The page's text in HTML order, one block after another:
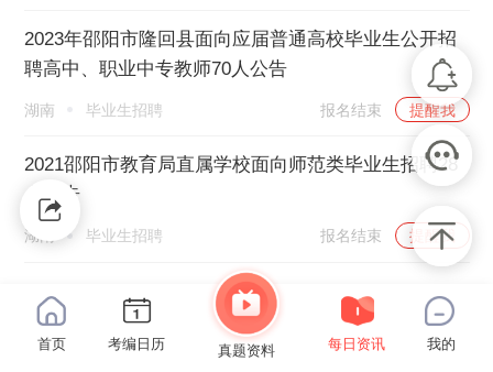
2023年邵阳市隆回县面向应届普通高校毕业生公开招
聘高中、职业中专教师70人公告
湖南 毕业生招聘 报名结束 提醒我
2021邵阳市教育局直属学校面向师范类毕业生招聘28
人公告
湖南 毕业生招聘 报名结束 提醒我
首页 考编日历 真题资料 每日资讯 我的